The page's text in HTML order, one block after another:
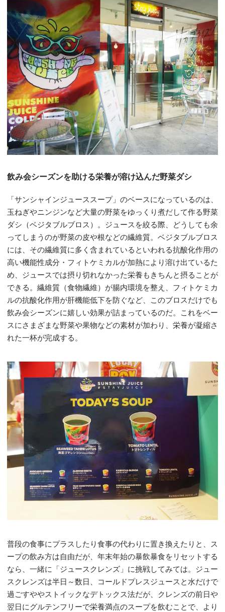
飲み会シーズンを助ける栄養が溶け込んだ野菜ダシ
「サンシャインジューススープ」のベースになっているのは、
玉ねぎやニンジンなど大量の野菜をゆっくり煮だして作る野菜
ダシ（ベジタブルブロス）。ジュースを絞る際、どうしても余
ってしまうのが野菜の皮や根などの繊維質。ベジタブルブロス
には、その繊維質に多く含まれているといわれる抗酸化作用の
高い機能性成分・フィトケミカルが加熱により溶け出ているた
め、ジュースでは摂り切れなかった栄養もきちんと摂ることが
できる。繊維質（食物繊維）が腸内環境を整え、フィトケミカ
ルの抗酸化作用が肝機能低下を防ぐなど、このブロスだけでも
飲み会シーズンに嬉しい効果が詰まっているのだ。これをベー
スにさまざまな野菜や果物などの素材が加わり、栄養が凝縮さ
れた一杯が完成する。
普段の食事にプラスしたり食事の代わりに置き換えたりと、ス
ープの飲み方は自由だが、年末年始の暴飲暴食をリセットする
なら、一緒に「ジュースクレンズ」に挑戦してみては。ジュー
スクレンズは半日～数日、コールドプレスジュースと水だけで
過ごすややストイックなデトックス法だが、クレンズの前日や
翌日にグルテンフリーで栄養満点のスープを飲むことで、より